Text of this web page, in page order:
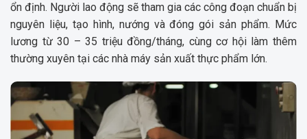
ổn định. Người lao động sẽ tham gia các công đoạn chuẩn bị
nguyên liệu, tạo hình, nướng và đóng gói sản phẩm. Mức
lương từ 30 – 35 triệu đồng/tháng, cùng cơ hội làm thêm
thường xuyên tại các nhà máy sản xuất thực phẩm lớn.